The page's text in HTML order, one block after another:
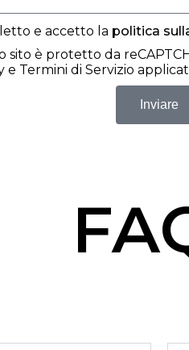
e accetto la politica
sito è protetto da
e Termini di Servizio
Inviare